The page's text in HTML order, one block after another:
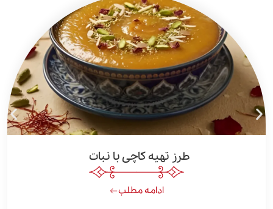
طرز تهیه کاچی با نبات